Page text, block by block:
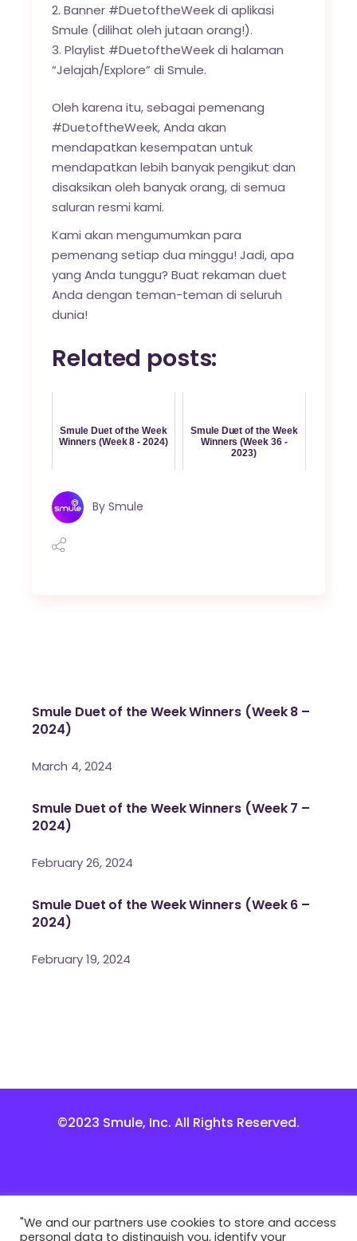
Banner #DuetoftheWeek di aplikasi
Smule (dilihat oleh jutaan orang!).
Playlist #DuetoftheWeek di halaman
“Jelajah/Explore” di Smule.
Oleh karena itu, sebagai pemenang
#DuetoftheWeek, Anda akan
mendapatkan kesempatan untuk
mendapatkan lebih banyak pengikut dan
disaksikan oleh banyak orang, di semua
saluran resmi kami.
Kami akan mengumumkan para
pemenang setiap dua minggu! Jadi, apa
yang Anda tunggu? Buat rekaman duet
Anda dengan teman-teman di seluruh
dunia!
Related posts:
Smule Duet of the Week
Winners (Week 8 - 2024)
Smule Duet of the Week
Winners (Week 36 -
2023)
By Smule
Smule Duet of the Week Winners (Week 8 –
2024)
March 4, 2024
Smule Duet of the Week Winners (Week 7 –
2024)
February 26, 2024
Smule Duet of the Week Winners (Week 6 –
2024)
February 19, 2024
©2023 Smule, Inc. All Rights Reserved.
"We and our partners use cookies to store and access
personal data to distinguish you, identify your